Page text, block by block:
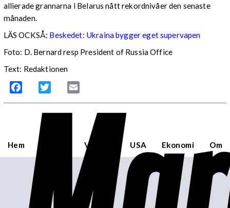
allierade grannarna i Belarus nått rekordnivåer den senaste
månaden.
LÄS OCKSÅ: Beskedet: Ukraina bygger eget supervapen
Foto: D. Bernard resp President of Russia Office
Text: Redaktionen
Facebook Twitter
Hem Världen USA Ekonomi Om